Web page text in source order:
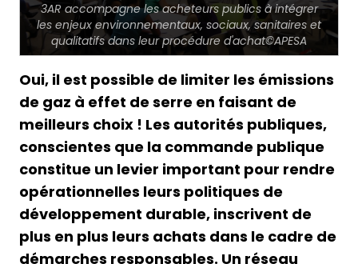
3AR accompagne les acheteurs publics à intégrer
les enjeux environnementaux, sociaux, sanitaires et
qualitatifs dans leur procédure d'achat©APESA
Oui, il est possible de limiter les émissions
de gaz à effet de serre en faisant de
meilleurs choix ! Les autorités publiques,
conscientes que la commande publique
constitue un levier important pour rendre
opérationnelles leurs politiques de
développement durable, inscrivent de
plus en plus leurs achats dans le cadre de
démarches responsables. Un réseau